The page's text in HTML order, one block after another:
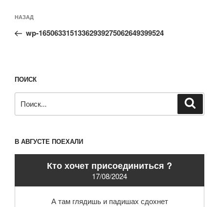
по
записям
Предыдущая
запись:
НАЗАД
wp-16506331513362939275062649399524
ПОИСК
В АВГУСТЕ ПОЕХАЛИ
Кто хочет присоединиться ?
17/08/2024
А там глядишь и падишах сдохнет